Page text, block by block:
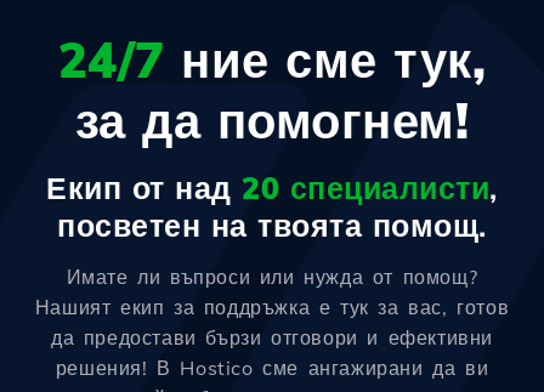
24/7 ние сме тук,
за да помогнем!
Екип от над 20 специалисти,
посветен на твоята помощ.
Имате ли въпроси или нужда от помощ?
Нашият екип за поддръжка е тук за вас, готов
да предостави бързи отговори и ефективни
решения! В Hostico сме ангажирани да ви